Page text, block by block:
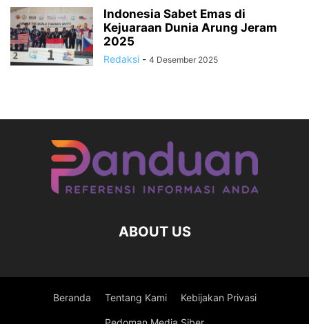
Indonesia Sabet Emas di
Kejuaraan Dunia Arung Jeram
2025
Redaksi - 4 Desember 2025
ABOUT US
Beranda Tentang Kami Kebijakan Privasi